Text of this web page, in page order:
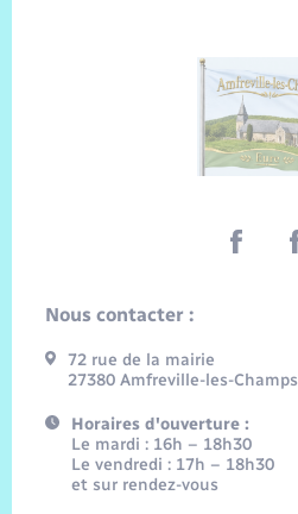
Nous contacter :
72 rue de la mairie
27380 Amfreville-les-Champs
Horaires d'ouverture :
Le mardi : 16h – 18h30
Le vendredi : 17h – 18h30
et sur rendez-vous